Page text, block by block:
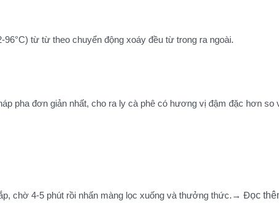
từ từ theo chuyển động xoáy đều từ trong ra ngoài.
pha đơn giản nhất, cho ra ly cà phê có hương vị đậm đặc hơn
chờ 4-5 phút rồi nhấn màng lọc xuống và thưởng thức.→ Đọc th